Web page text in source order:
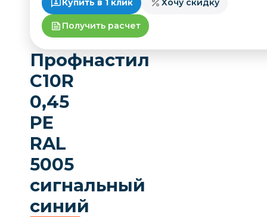
Купить в 1 клик Хочу скидку
Получить расчет
Профнастил
C10R
0,45
PE
RAL
5005
сигнальный
синий